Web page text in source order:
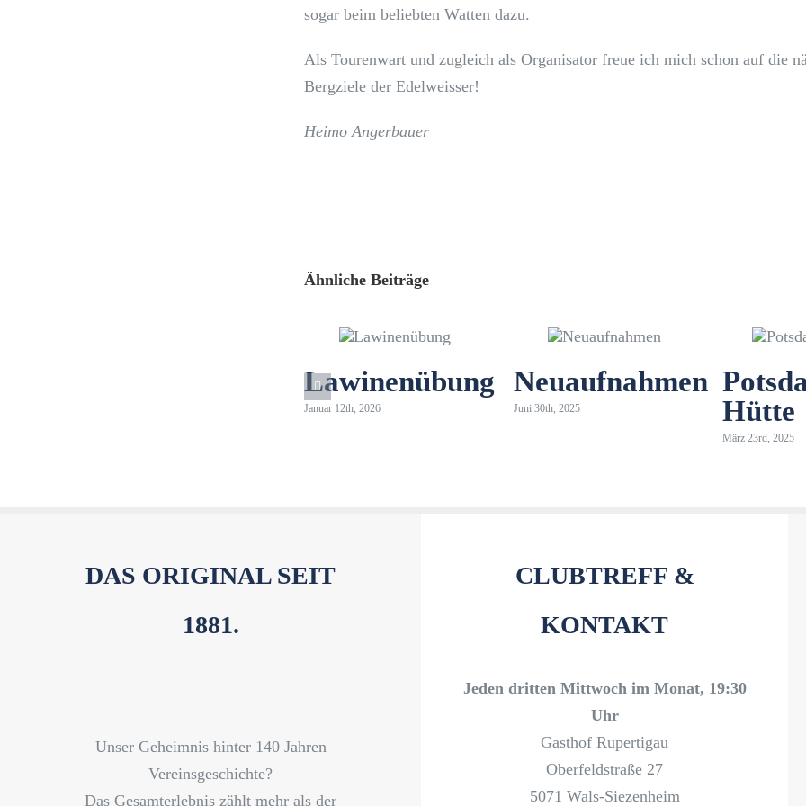
sogar beim beliebten Watten dazu.
Als Tourenwart und zugleich als Organisator freue ich mich schon auf die
Bergziele der Edelweisser!
Heimo Angerbauer
Ähnliche Beiträge
Lawinenübung
Januar 12th, 2026
Neuaufnahmen
Juni 30th, 2025
Hütte
März 23rd, 2025
DAS ORIGINAL SEIT
1881.
Unser Geheimnis hinter 140 Jahren
Vereinsgeschichte?
Das Gesamterlebnis zählt mehr als der
CLUBTREFF &
KONTAKT
Jeden dritten Mittwoch im Monat, 19:30
Uhr
Gasthof Rupertigau
Oberfeldstraße 27
5071 Wals-Siezenheim